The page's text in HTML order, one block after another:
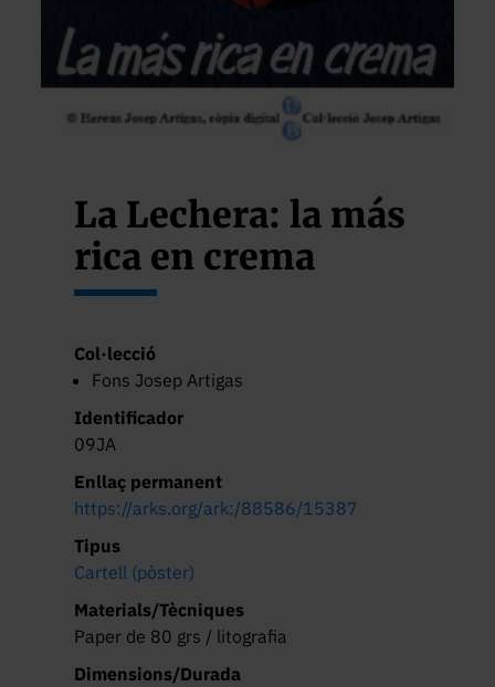
La Lechera: la más
rica en crema
Col·lecció
Fons Josep Artigas
Identificador
09JA
Enllaç permanent
https://arks.org/ark:/88586/15387
Tipus
Cartell (pòster)
Materials/Tècniques
Paper de 80 grs / litografia
Dimensions/Durada